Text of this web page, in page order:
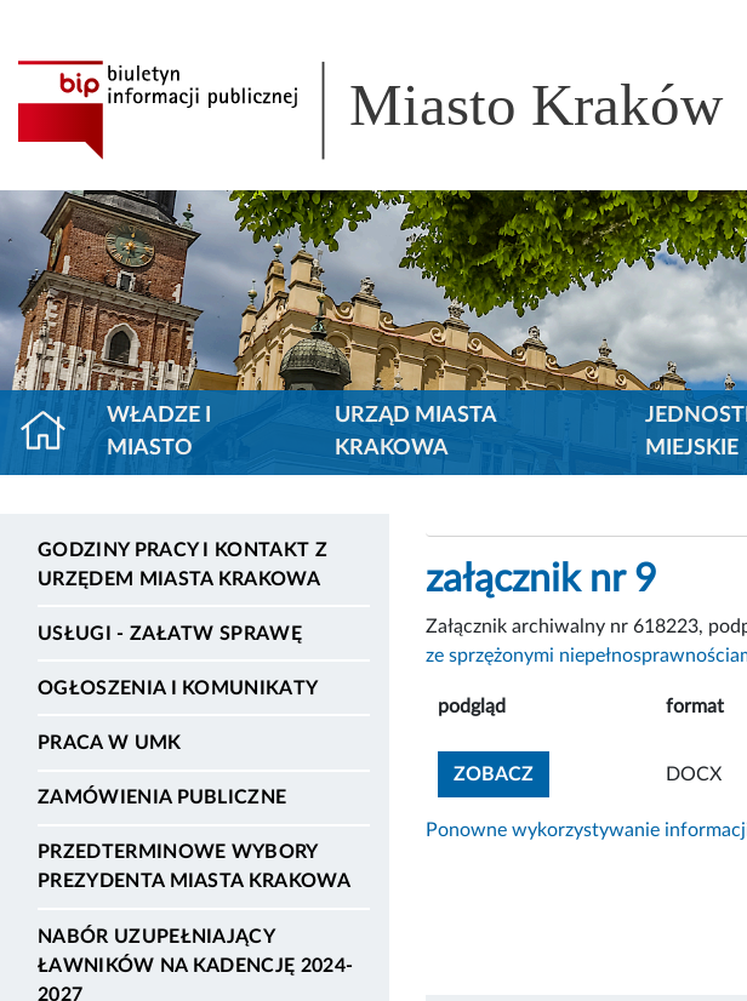
Miasto Kraków
WŁADZE I
MIASTO
URZĄD MIASTA
KRAKOWA
MIEJSKIE
GODZINY PRACY I KONTAKT Z
URZĘDEM MIASTA KRAKOWA
USŁUGI - ZAŁATW SPRAWĘ
OGŁOSZENIA I KOMUNIKATY
PRACA W UMK
ZAMÓWIENIA PUBLICZNE
PRZEDTERMINOWE WYBORY
PREZYDENTA MIASTA KRAKOWA
NABÓR UZUPEŁNIAJĄCY
ŁAWNIKÓW NA KADENCJĘ 2024-
2027
załącznik nr 9
Załącznik archiwalny nr 618223,
ze sprzężonymi
podgląd format
ZOBACZZOBACZ ZAŁĄCZNIK
DOCX
Ponowne wykorzystywanie